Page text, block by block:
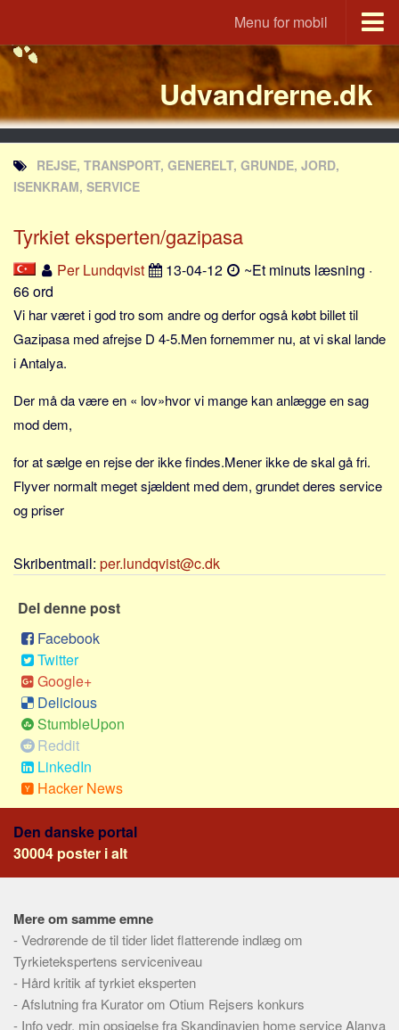
Menu for mobil
Portal
Udvandrerne.dk
Utvandrerne.no
Utvandrarna.se
Tyskland.dk
Rusland.dk
JLKM.dk
Lande
Tyrkiet
Spanien
Sverige
Norge
Thailand
Italien
Grækenland
Alle
Nøgleord
Bolig
Job
Virksomhed
Investering
Pension og opsparing
Forbrug
Transport
Alle
Køb og salg
Økonomi
Jura og regler
Skatter og afgifter
Udvandrerne.dk
REJSE, TRANSPORT, GENERELT, GRUNDE, JORD,
ISENKRAM, SERVICE
Tyrkiet eksperten/gazipasa
Per Lundqvist 13-04-12
~Et minuts læsning ·
66 ord
Vi har været i god tro som andre og derfor også købt billet til
Gazipasa med afrejse D 4-5.Men fornemmer nu, at vi skal lande
i Antalya.
Der må da være en « lov»hvor vi mange kan anlægge en sag
mod dem,
for at sælge en rejse der ikke findes.Mener ikke de skal gå fri.
Flyver normalt meget sjældent med dem, grundet deres service
og priser
Skribentmail: per.lundqvist@c.dk
Del denne post
Facebook
Twitter
Google+
Delicious
StumbleUpon
Reddit
LinkedIn
Hacker News
Den danske portal
30004 poster i alt
Mere om samme emne
-Vedrørende de til tider lidet flatterende indlæg om
Tyrkietekspertens serviceniveau
- Hård kritik af tyrkiet eksperten
-Afslutning fra Kurator om Otium Rejsers konkurs
- Info vedr. min opsigelse fra Skandinavien home service Alanya